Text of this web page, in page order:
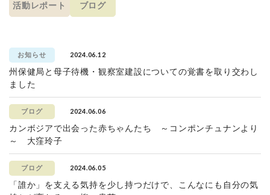
活動レポート ブログ
お知らせ 2024.06.12
州保健局と母子待機・観察室建設についての覚書を取り交わし
ました
ブログ 2024.06.06
カンボジアで出会った赤ちゃんたち ～コンポンチュナンより
～ 大窪玲子
ブログ 2024.06.05
「誰か」を支える気持を少し持つだけで、こんなにも自分の気